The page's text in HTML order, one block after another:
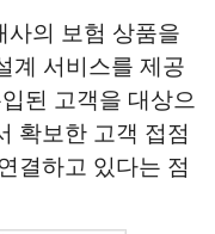
사의 보험 상품을
계 서비스를 제공
된 고객을 대상으
확보한 고객 접점
결하고 있다는 점